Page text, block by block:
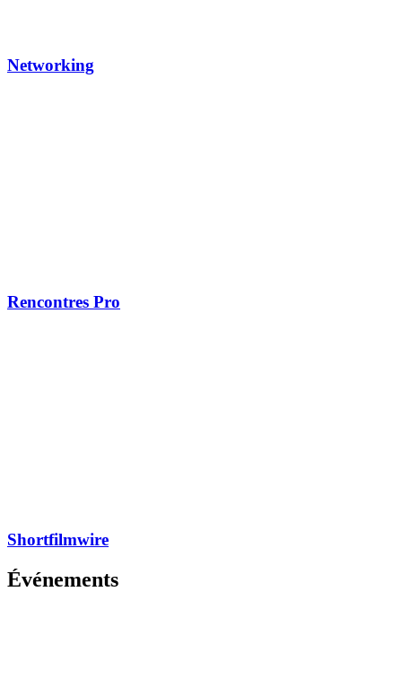
Networking
Rencontres Pro
Shortfilmwire
Événements